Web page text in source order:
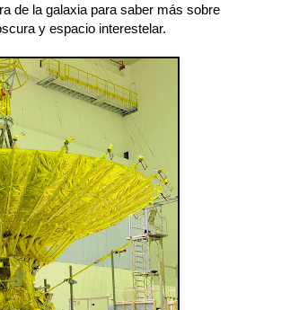
de la galaxia para saber más sobre
y espacio interestelar.